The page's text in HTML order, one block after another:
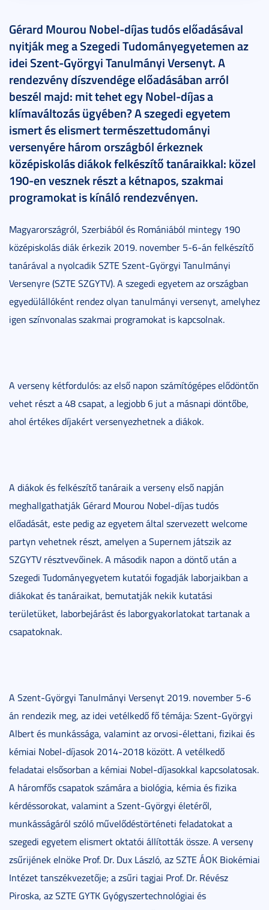
Gérard Mourou Nobel-díjas tudós előadásával
nyitják meg a Szegedi Tudományegyetemen az
idei Szent-Györgyi Tanulmányi Versenyt. A
rendezvény díszvendége előadásában arról
beszél majd: mit tehet egy Nobel-díjas a
klímaváltozás ügyében? A szegedi egyetem
ismert és elismert természettudományi
versenyére három országból érkeznek
középiskolás diákok felkészítő tanáraikkal: közel
190-en vesznek részt a kétnapos, szakmai
programokat is kínáló rendezvényen.
Magyarországról, Szerbiából és Romániából mintegy 190
középiskolás diák érkezik 2019. november 5-6-án felkészítő
tanárával a nyolcadik SZTE Szent-Györgyi Tanulmányi
Versenyre (SZTE SZGYTV). A szegedi egyetem az országban
egyedülállóként rendez olyan tanulmányi versenyt, amelyhez
igen színvonalas szakmai programokat is kapcsolnak.
A verseny kétfordulós: az első napon számítógépes elődöntőn
vehet részt a 48 csapat, a legjobb 6 jut a másnapi döntőbe,
ahol értékes díjakért versenyezhetnek a diákok.
A diákok és felkészítő tanáraik a verseny első napján
meghallgathatják Gérard Mourou Nobel-díjas tudós
előadását, este pedig az egyetem által szervezett welcome
partyn vehetnek részt, amelyen a Supernem játszik az
SZGYTV résztvevőinek. A második napon a döntő után a
Szegedi Tudományegyetem kutatói fogadják laborjaikban a
diákokat és tanáraikat, bemutatják nekik kutatási
területüket, laborbejárást és laborgyakorlatokat tartanak a
csapatoknak.
A Szent-Györgyi Tanulmányi Versenyt 2019. november 5-6
án rendezik meg, az idei vetélkedő fő témája: Szent-Györgyi
Albert és munkássága, valamint az orvosi-élettani, fizikai és
kémiai Nobel-díjasok 2014-2018 között. A vetélkedő
feladatai elsősorban a kémiai Nobel-díjasokkal kapcsolatosak.
A háromfős csapatok számára a biológia, kémia és fizika
kérdéssorokat, valamint a Szent-Györgyi életéről,
munkásságáról szóló művelődéstörténeti feladatokat a
szegedi egyetem elismert oktatói állították össze. A verseny
zsűrijének elnöke Prof. Dr. Dux László, az SZTE ÁOK Biokémiai
Intézet tanszékvezetője; a zsűri tagjai Prof. Dr. Révész
Piroska, az SZTE GYTK Gyógyszertechnológiai és